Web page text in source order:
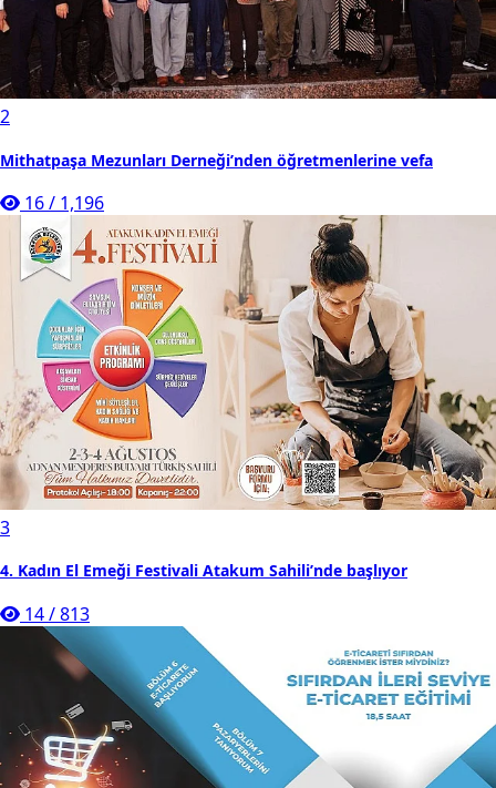
2
Mithatpaşa Mezunları Derneği’nden öğretmenlerine vefa
16/ 1,196
3
4. Kadın El Emeği Festivali Atakum Sahili’nde başlıyor
14/813